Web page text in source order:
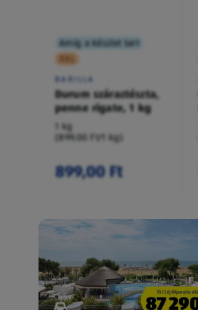
Amíg a készlet tart
XXL
BARILLA
Durum száraztészta,
penne rigate, 1 kg
1 kg
(899,00 Ft/1 kg)
899,00 Ft